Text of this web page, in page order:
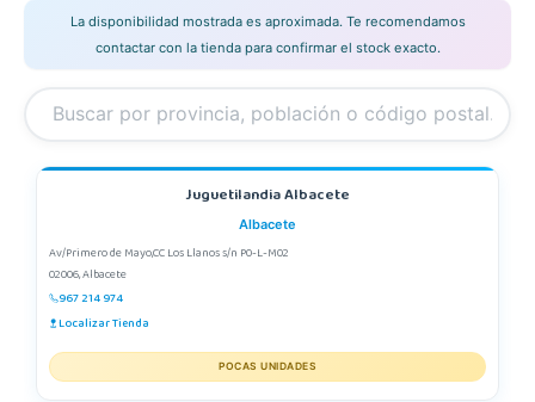
La disponibilidad mostrada es aproximada. Te recomendamos
contactar con la tienda para confirmar el stock exacto.
Juguetilandia Albacete
Albacete
Av/Primero de Mayo,CC Los Llanos s/n P0-L-M02
02006, Albacete
967 214 974
Localizar Tienda
POCAS UNIDADES